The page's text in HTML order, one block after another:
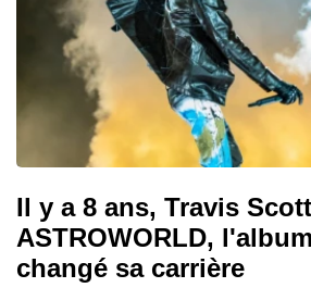
Il y a 8 ans, Travis
ASTROWORLD,
changé sa carrière